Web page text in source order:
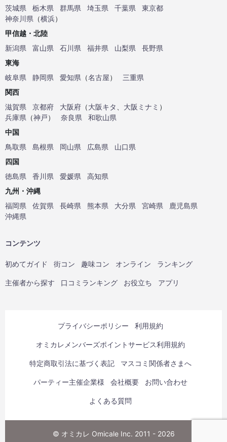
茨城県
栃木県 群馬県 埼玉県 千葉県
東京都
神奈川県 （横浜）
甲信越・北陸
新潟県
富山県 石川県 福井県 山梨県
長野県
東海
岐阜県
静岡県 愛知県 （名古屋）
三重県
関西
滋賀県
京都府 大阪府 （大阪キタ 大阪ミナミ ）
兵庫県 （神戸） 奈良県
和歌山県
中国
鳥取県
島根県 岡山県 広島県
山口県
四国
徳島県
香川県 愛媛県
高知県
九州・沖縄
福岡県
佐賀県 長崎県 熊本県 大分県 宮崎県
鹿児島県
沖縄県
コンテンツ
初めてガイド 街コン 趣味コン オンライン ランキング
主催者から探す 口コミランキング お役立ち アプリ
プライバシーポリシー 利用規約
オミカレメンバーズポイントサービス利用規約
特定商取引法に基づく表記 マスコミ関係者さまへ
パーティー主催企業様 会社概要 お問い合わせ
よくある質問
© オミカレ Omicale Inc. 2011 - 2026